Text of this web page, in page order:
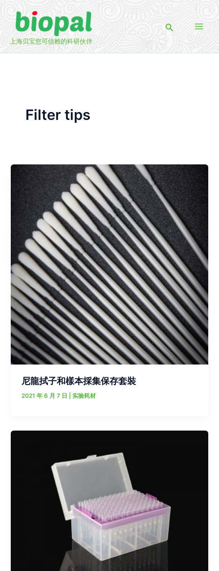
上海贝宝您可信赖的科研伙伴
搜
Filter tips
尼龍拭子和樣本採集保存套裝
2021 年 6 月 7 日 |实验耗材